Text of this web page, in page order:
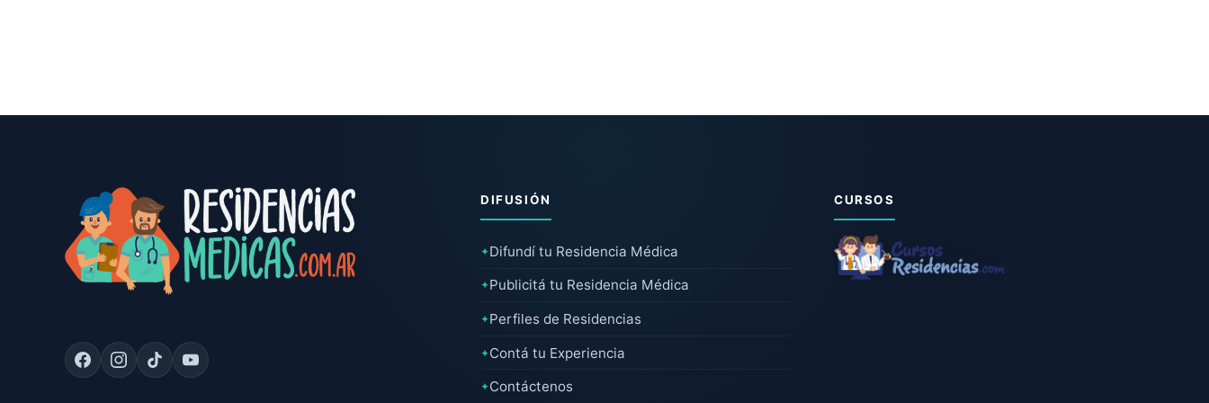
DIFUSIÓN
✦Difundí tu Residencia Médica
✦Publicitá tu Residencia Médica
✦Perfiles de Residencias
✦Contá tu Experiencia
✦Contáctenos
CURSOS